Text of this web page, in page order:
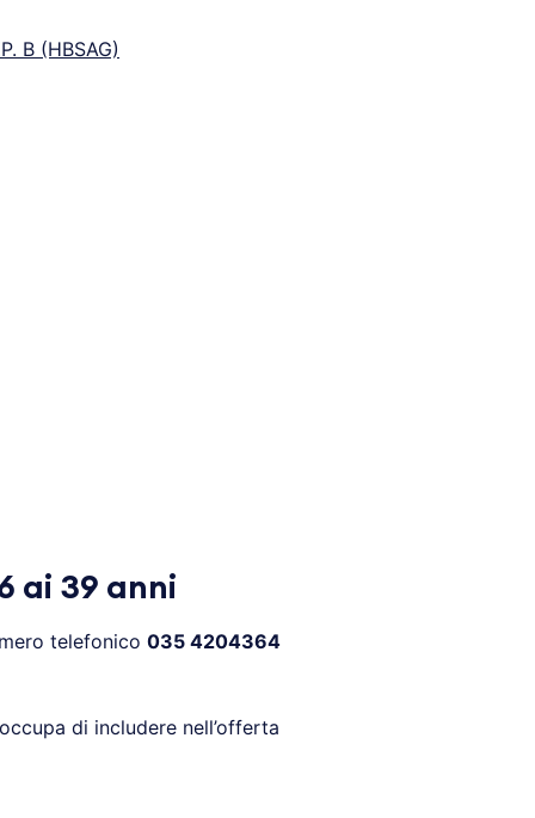
B (HBSAG)
ai 39 anni
telefonico 035 4204364
di includere nell’offerta